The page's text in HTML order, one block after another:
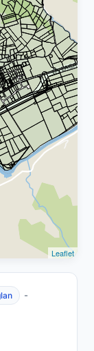
Leaflet
-